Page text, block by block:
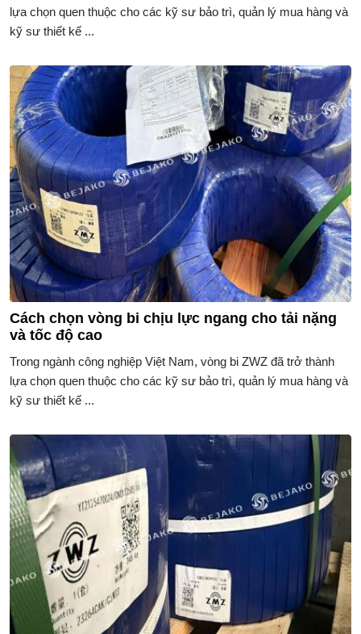
lựa chọn quen thuộc cho các kỹ sư bảo trì, quản lý mua hàng và
kỹ sư thiết kế ...
Cách chọn vòng bi chịu lực ngang cho tải nặng
và tốc độ cao
Trong ngành công nghiệp Việt Nam, vòng bi ZWZ đã trở thành
lựa chọn quen thuộc cho các kỹ sư bảo trì, quản lý mua hàng và
kỹ sư thiết kế ...